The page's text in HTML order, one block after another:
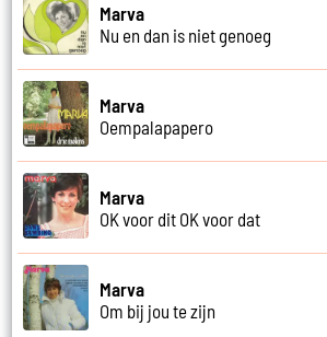
Marva
Nu en dan is niet genoeg
Marva
Oempalapapero
Marva
OK voor dit OK voor dat
Marva
Om bij jou te zijn